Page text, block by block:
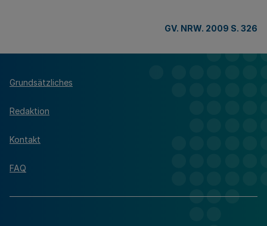
GV. NRW. 2009 S. 326
Grundsätzliches
Redaktion
Kontakt
FAQ